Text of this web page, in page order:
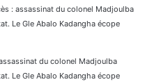
: assassinat du colonel Madjoulba
Le Gle Abalo Kadangha écope
du colonel Madjoulba
Le Gle Abalo Kadangha écope